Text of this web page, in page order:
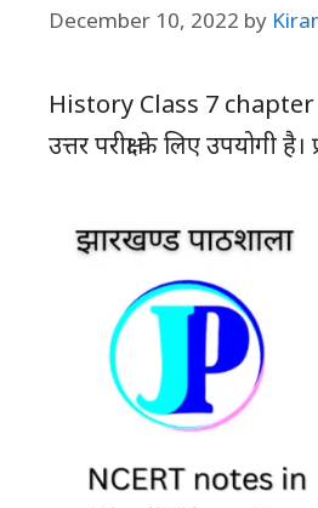
December 10, 2022 by
History Class 7 chapter 4:
उत्तर परीक्षा के लिए उपयोगी